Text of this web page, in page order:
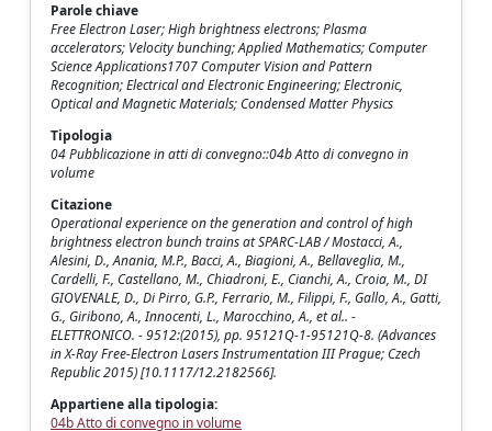
Parole chiave
Free Electron Laser; High brightness electrons; Plasma
accelerators; Velocity bunching; Applied Mathematics; Computer
Science Applications1707 Computer Vision and Pattern
Recognition; Electrical and Electronic Engineering; Electronic,
Optical and Magnetic Materials; Condensed Matter Physics
Tipologia
04 Pubblicazione in atti di convegno::04b Atto di convegno in
volume
Citazione
Operational experience on the generation and control of high
brightness electron bunch trains at SPARC-LAB / Mostacci, A.,
Alesini, D., Anania, M.P., Bacci, A., Biagioni, A., Bellaveglia, M.,
Cardelli, F., Castellano, M., Chiadroni, E., Cianchi, A., Croia, M., DI
GIOVENALE, D., Di Pirro, G.P., Ferrario, M., Filippi, F., Gallo, A., Gatti,
G., Giribono, A., Innocenti, L., Marocchino, A., et al.. -
ELETTRONICO. - 9512:(2015), pp. 95121Q-1-95121Q-8. (Advances
in X-Ray Free-Electron Lasers Instrumentation III Prague; Czech
Republic 2015) [10.1117/12.2182566].
Appartiene alla tipologia:
04b Atto di convegno in volume